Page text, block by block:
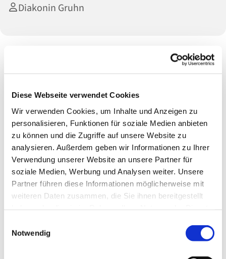
Diese Webseite verwendet Cookies
Wir verwenden Cookies, um Inhalte und Anzeigen zu
personalisieren, Funktionen für soziale Medien anbieten
zu können und die Zugriffe auf unsere Website zu
analysieren. Außerdem geben wir Informationen zu Ihrer
Verwendung unserer Website an unsere Partner für
soziale Medien, Werbung und Analysen weiter. Unsere
Partner führen diese Informationen möglicherweise mit
weiteren Daten zusammen, die Sie ihnen bereitgestellt
Notwendig
Diakonin Gruhn
Fast Jedendritten Sonntagim Monat um 11.00 Uhr.
Wir beginnen gemeinsam im Lichtspur- Gottesdienst, dann
starten wir unser eigenes, spannendes Programm. Mit
Geschichten, Spielen, Kreativen und viel, viel mehr…